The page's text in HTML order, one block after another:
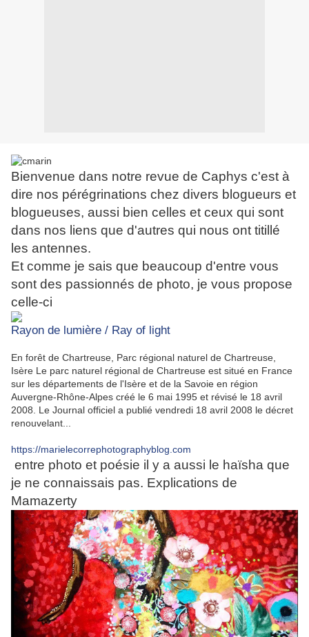
Bienvenue dans notre revue de Caphys c'est à
dire nos pérégrinations chez divers blogueurs et
blogueuses, aussi bien celles et ceux qui sont
dans nos liens que d'autres qui nous ont titillé
les antennes.
Et comme je sais que beaucoup d'entre vous
sont des passionnés de photo, je vous propose
celle-ci
Rayon de lumière / Ray of light
En forêt de Chartreuse, Parc régional naturel de Chartreuse,
Isère Le parc naturel régional de Chartreuse est situé en France
sur les départements de l'Isère et de la Savoie en région
Auvergne-Rhône-Alpes créé le 6 mai 1995 et révisé le 18 avril
2008. Le Journal officiel a publié vendredi 18 avril 2008 le décret
renouvelant...
https://marielecorrephotographyblog.com
entre photo et poésie il y a aussi le haïsha que
je ne connaissais pas. Explications de
Mamazerty